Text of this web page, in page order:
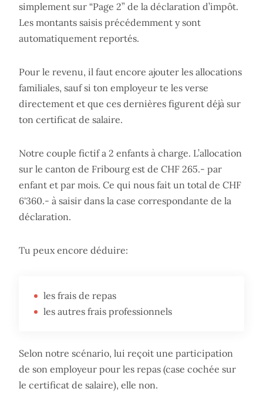
simplement sur “Page 2” de la déclaration d’impôt.
Les montants saisis précédemment y sont
automatiquement reportés.
Pour le revenu, il faut encore ajouter les allocations
familiales, sauf si ton employeur te les verse
directement et que ces dernières figurent déjà sur
ton certificat de salaire.
Notre couple fictif a 2 enfants à charge. L’allocation
sur le canton de Fribourg est de CHF 265.- par
enfant et par mois. Ce qui nous fait un total de CHF
6'360.- à saisir dans la case correspondante de la
déclaration.
Tu peux encore déduire:
les frais de repas
les autres frais professionnels
Selon notre scénario, lui reçoit une participation
de son employeur pour les repas (case cochée sur
le certificat de salaire), elle non.